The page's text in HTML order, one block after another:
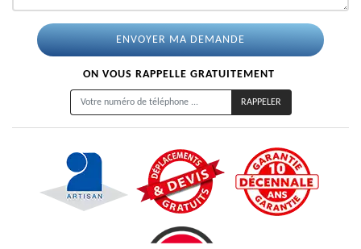
ON VOUS RAPPELLE GRATUITEMENT